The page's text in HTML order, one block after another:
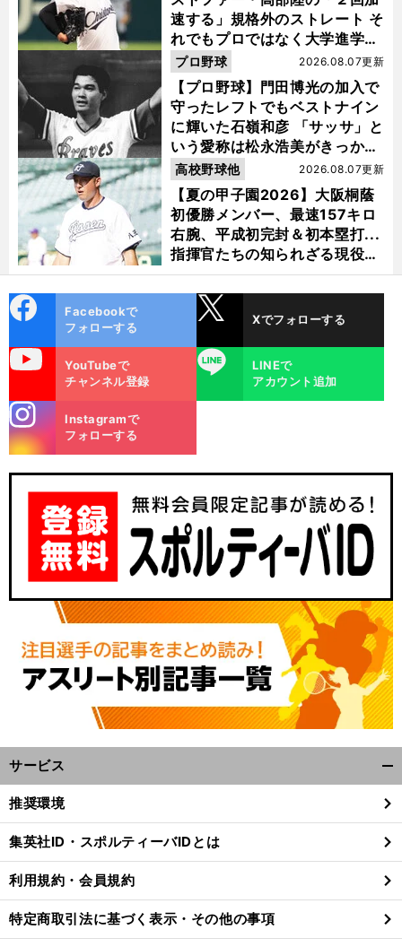
。
前
速する」規格外のストレート そ
れでもプロではなく大学進学を
選ぶ理由
【プロ野球】門田博光の加入で
守ったレフトでもベストナイン
に輝いた石嶺和彦 「サッサ」と
いう愛称は松永浩美がきっか
け？
2026.08.07更新
プロ野球
【夏の甲子園2026】大阪桐蔭
初優勝メンバー、最速157キロ
右腕、平成初完封＆初本塁打...
指揮官たちの知られざる現役時
代
2026.08.07更新
高校野球他
ok
Facebookで
フォローする
Xでフォローする
YouTubeで
チャンネル登録
LINE
LINEで
アカウント追加
m
Instagramで
フォローする
サービス
閉
る
推奨環境
集英社ID・スポルティーバIDとは
利用規約・会員規約
特定商取引法に基づく表示・その他の事項